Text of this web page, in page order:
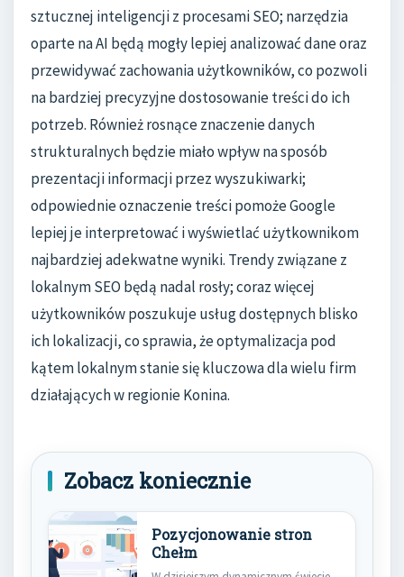
sztucznej inteligencji z procesami SEO; narzędzia
oparte na AI będą mogły lepiej analizować dane oraz
przewidywać zachowania użytkowników, co pozwoli
na bardziej precyzyjne dostosowanie treści do ich
potrzeb. Również rosnące znaczenie danych
strukturalnych będzie miało wpływ na sposób
prezentacji informacji przez wyszukiwarki;
odpowiednie oznaczenie treści pomoże Google
lepiej je interpretować i wyświetlać użytkownikom
najbardziej adekwatne wyniki. Trendy związane z
lokalnym SEO będą nadal rosły; coraz więcej
użytkowników poszukuje usług dostępnych blisko
ich lokalizacji, co sprawia, że optymalizacja pod
kątem lokalnym stanie się kluczowa dla wielu firm
działających w regionie Konina.
Zobacz koniecznie
Pozycjonowanie stron
Chełm